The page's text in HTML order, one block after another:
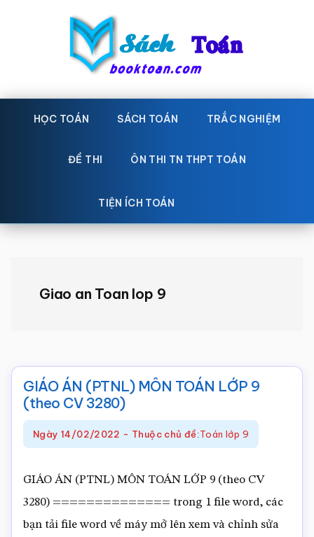
Sách
Toán
toán
Học
toán,
giáo
HỌC TOÁN SÁCH TOÁN TRẮC NGHIỆM
ĐỀ THI ÔN THI TN THPT TOÁN
TIỆN ÍCH TOÁN
Giao an Toan lop 9
GIÁO ÁN (PTNL) MÔN TOÁN LỚP 9
(theo CV 3280)
Ngày 14/02/2022 - Thuộc chủ đề:Toán lớp 9
GIÁO ÁN (PTNL) MÔN TOÁN LỚP 9 (theo CV
3280) ============== trong 1 file word, các
bạn tải file word về máy mở lên xem và chỉnh sửa